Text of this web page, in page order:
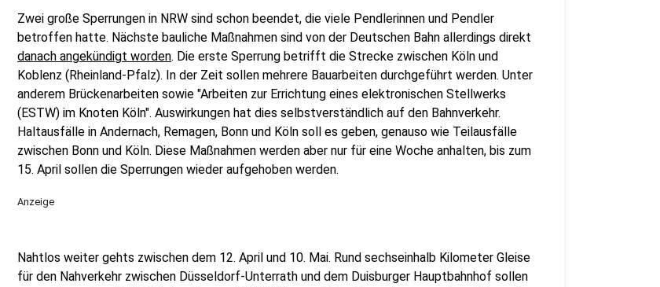
Zwei große Sperrungen in NRW sind schon beendet, die viele Pendlerinnen und Pendler
betroffen hatte. Nächste bauliche Maßnahmen sind von der Deutschen Bahn allerdings direkt
danach angekündigt worden. Die erste Sperrung betrifft die Strecke zwischen Köln und
Koblenz (Rheinland-Pfalz). In der Zeit sollen mehrere Bauarbeiten durchgeführt werden. Unter
anderem Brückenarbeiten sowie "Arbeiten zur Errichtung eines elektronischen Stellwerks
(ESTW) im Knoten Köln". Auswirkungen hat dies selbstverständlich auf den Bahnverkehr.
Haltausfälle in Andernach, Remagen, Bonn und Köln soll es geben, genauso wie Teilausfälle
zwischen Bonn und Köln. Diese Maßnahmen werden aber nur für eine Woche anhalten, bis zum
15. April sollen die Sperrungen wieder aufgehoben werden.
Anzeige
Nahtlos weiter gehts zwischen dem 12. April und 10. Mai. Rund sechseinhalb Kilometer Gleise
für den Nahverkehr zwischen Düsseldorf-Unterrath und dem Duisburger Hauptbahnhof sollen